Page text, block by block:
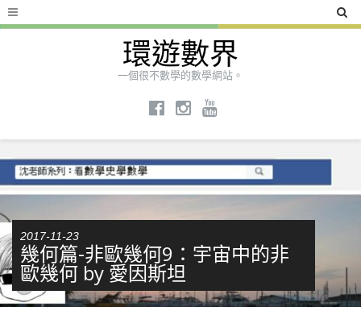
環遊數界
一個很不數學的數學網站。
2017-11-23
幾何篇-非歐幾何9：宇宙中的非
歐幾何 by 愛因斯坦